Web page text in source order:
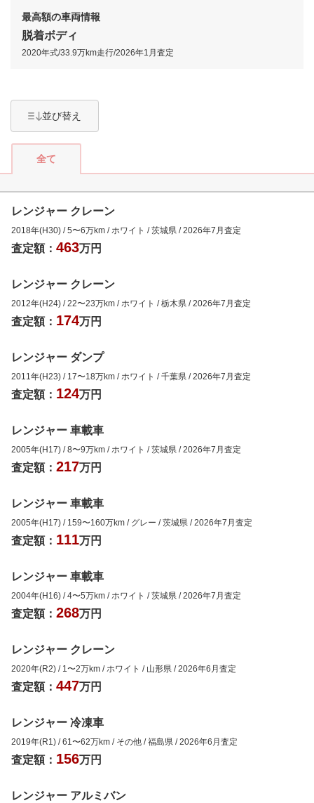
最高額の車両情報
脱着ボディ
2020年式/33.9万km走行/2026年1月 査定
並び替え
全て
レンジャー クレーン
2018年(H30) /5〜6万km /ホワイト /茨城県 /2026年7月 査定
査定額： 463万円
レンジャー クレーン
2012年(H24) /22〜23万km /ホワイト /栃木県 /2026年7月 査定
査定額： 174万円
レンジャー ダンプ
2011年(H23) / 17〜18万km /ホワイト /千葉県 /2026年7月 査定
査定額： 124万円
レンジャー 車載車
2005年(H17) /8〜9万km /ホワイト /茨城県 /2026年7月 査定
査定額： 217万円
レンジャー 車載車
2005年(H17) / 159〜160万km / グレー /茨城県 /2026年7月 査定
査定額： 111万円
レンジャー 車載車
2004年(H16) /4〜5万km /ホワイト /茨城県 /2026年7月 査定
査定額： 268万円
レンジャー クレーン
2020年(R2) / 1〜2万km /ホワイト / 山形県 /2026年6月 査定
査定額： 447万円
レンジャー 冷凍車
2019年(R1) /61〜62万km / その他 /福島県 /2026年6月 査定
査定額： 156万円
レンジャー アルミバン